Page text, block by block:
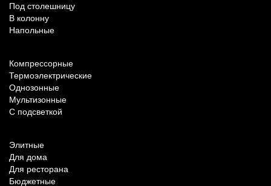
Под столешницу
В колонну
Напольные
Компрессорные
Термоэлектрические
Однозонные
Мультизонные
С подсветкой
Элитные
Для дома
Для ресторана
Бюджетные